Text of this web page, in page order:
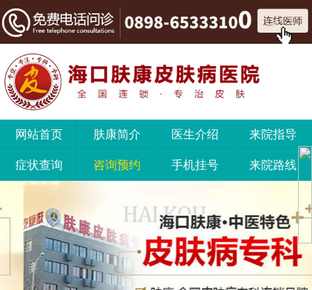
网站首页 肤康简介 医生介绍 来院指导
症状查询 咨询预约 手机挂号 来院路线